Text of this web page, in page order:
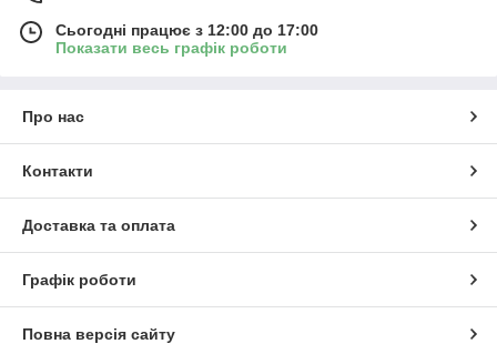
Сьогодні працює з 12:00 до 17:00
Показати весь графік роботи
Про нас
Контакти
Доставка та оплата
Графік роботи
Повна версія сайту